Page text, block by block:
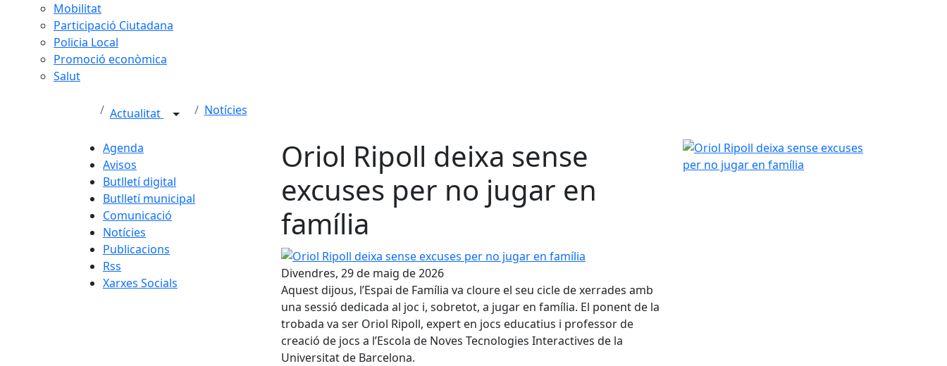
Mobilitat
Participació Ciutadana
Policia Local
Promoció econòmica
Salut
Actualitat Notícies
Agenda
Avisos
Butlletí digital
Butlletí municipal
Comunicació
Notícies
Publicacions
Rss
Xarxes Socials
Oriol Ripoll deixa sense
excuses per no jugar en
família
Oriol Ripoll deixa sense excuses per no jugar en família
Divendres, 29 de maig de 2026
Aquest dijous, l’Espai de Família va cloure el seu cicle de xerrades amb
una sessió dedicada al joc i, sobretot, a jugar en família. El ponent de la
trobada va ser Oriol Ripoll, expert en jocs educatius i professor de
creació de jocs a l’Escola de Noves Tecnologies Interactives de la
Universitat de Barcelona.
Oriol Ripoll deixa sense excuses per no jugar en